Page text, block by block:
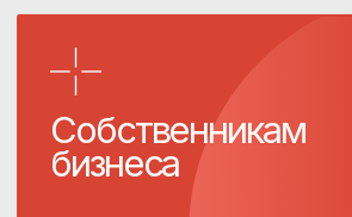
На основе данных вашей компании
проводится
финансово‑экономический анализ,
который позволяет:
Управленческий анализ
и стратегические
решения